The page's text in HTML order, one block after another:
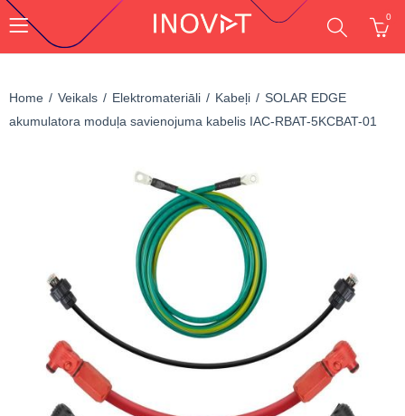
0
Home Veikals Elektromateriāli Kabeļi
SOLAR EDGE
akumulatora moduļa savienojuma kabelis IAC-RBAT-5KCBAT-01